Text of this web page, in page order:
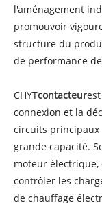
l'aménagement
promouvoir
structure du
de performance
CHYTcontacteur
connexion et la
circuits principaux
grande capacité.
moteur
contrôler les
de chauffage